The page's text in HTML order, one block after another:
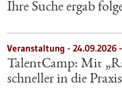
Ihre Suche ergab
Veranstaltung - 24.09.2026 -
TalentCamp: Mit
schneller in die